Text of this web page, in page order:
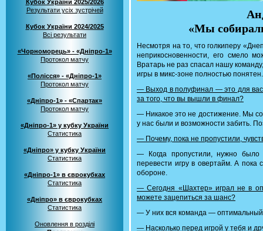
Кубок України 2025/2026
Результати усіх зустрічей
Кубок України 2024/2025
Всі результати
«Чорноморець» - «Дніпро-1»
Протокол матчу
«Полісся» - «Дніпро-1»
Протокол матчу
«Дніпро-1» - «Спартак»
Протокол матчу
«Дніпро-1» у кубку України
Статистика
«Дніпро» у кубку України
Статистика
«Дніпро-1» в єврокубках
Статистика
«Дніпро» в єврокубках
Статистика
Оновлення в розділі
«Мы
Несмотря на то, что голкиперу
неприкосновенности, его смело
Вратарь не раз спасал нашу
игры в микс-зоне полностью понятен.
— Выход в полуфинал — это для вас
за того, что вы вышли в финал?
— Никакое это не достижение. Мы
у нас были и возможности забить.
— Почему, пока не пропустили,
— Когда пропустили, нужно было
перевести игру в овертайм. А
обороне.
— Сегодня «Шахтер» играл не в
можете зацепиться за шанс?
— У них вся команда — оптимальный
— Насколько перед игрой у тебя и